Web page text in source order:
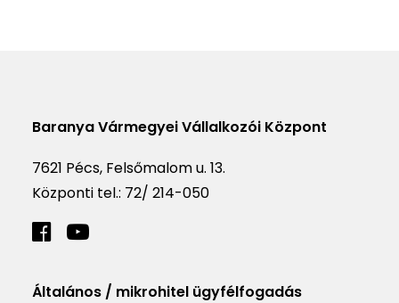
Baranya Vármegyei Vállalkozói Központ
7621 Pécs, Felsőmalom u. 13.
Központi tel.: 72/ 214-050
Általános / mikrohitel ügyfélfogadás